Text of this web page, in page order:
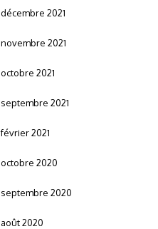
décembre 2021
novembre 2021
octobre 2021
septembre 2021
février 2021
octobre 2020
septembre 2020
août 2020